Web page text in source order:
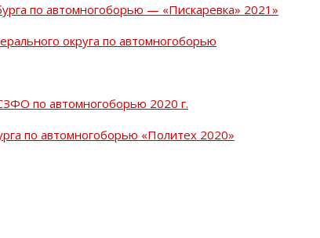
по автомногоборью — «Пискаревка» 2021»
округа по автомногоборью
по автомногоборью 2020 г.
по автомногоборью «Политех 2020»